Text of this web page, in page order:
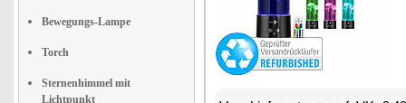
Bewegungs-Lampe
Torch
Sternenhimmel mit
Lichtpunkt